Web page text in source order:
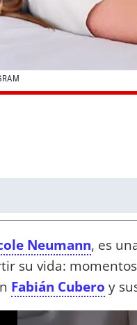
Neumann, es
su vida:
Fabián Cubero y